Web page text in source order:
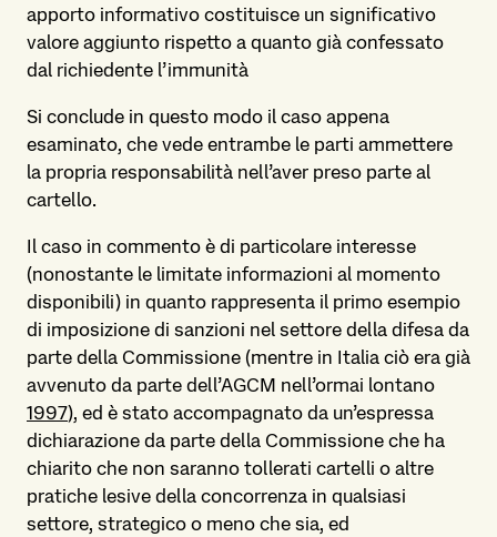
apporto informativo costituisce un significativo
valore aggiunto rispetto a quanto già confessato
dal richiedente l’immunità
Si conclude in questo modo il caso appena
esaminato, che vede entrambe le parti ammettere
la propria responsabilità nell’aver preso parte al
cartello.
Il caso in commento è di particolare interesse
(nonostante le limitate informazioni al momento
disponibili) in quanto rappresenta il primo esempio
di imposizione di sanzioni nel settore della difesa da
parte della Commissione (mentre in Italia ciò era già
avvenuto da parte dell’AGCM nell’ormai lontano
1997), ed è stato accompagnato da un’espressa
dichiarazione da parte della Commissione che ha
chiarito che non saranno tollerati cartelli o altre
pratiche lesive della concorrenza in qualsiasi
settore, strategico o meno che sia, ed